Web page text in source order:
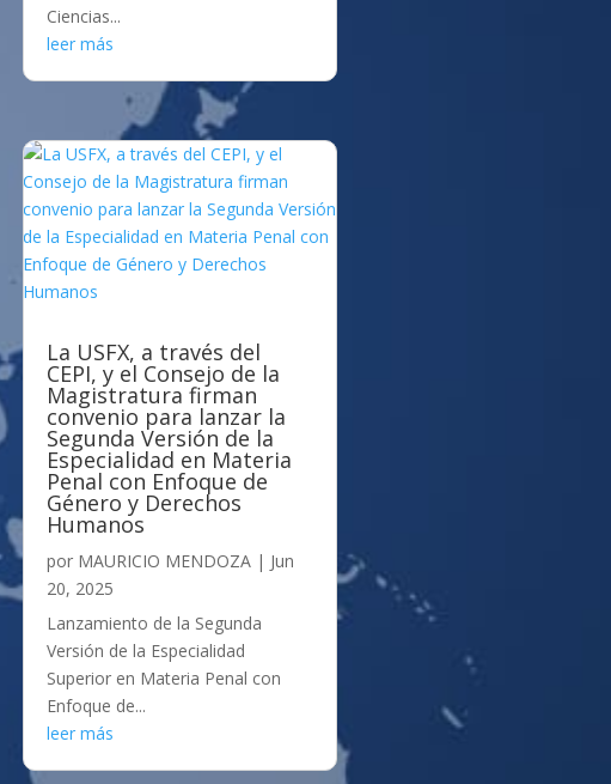
Ciencias...
leer más
La USFX, a través del
CEPI, y el Consejo de la
Magistratura firman
convenio para lanzar la
Segunda Versión de la
Especialidad en Materia
Penal con Enfoque de
Género y Derechos
Humanos
por MAURICIO MENDOZA | Jun
20, 2025
Lanzamiento de la Segunda
Versión de la Especialidad
Superior en Materia Penal con
Enfoque de...
leer más